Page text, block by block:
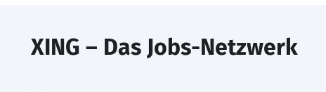
XING – Das Jobs-Netzwerk